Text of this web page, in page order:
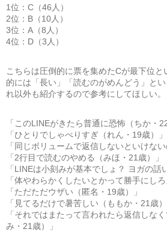
1位：C（46人）
2位：B（10人）
3位：A（8人）
4位：D（3人）
こちらは圧倒的に票を集めたCが最下位
的には「長い」「読むのがめんどう」と
れ以外も紹介するので参考にしてほしい。
「このLINEがきたら普通に恐怖（ちか・
「ひとりでしゃべりすぎ（れん・19歳）」
「同じボリュームで返信しないといけな
「2行目で読むのやめる（みほ・21歳）」
「LINEは小刻みが基本でしょ？ ヨガの話
「体やわらかくしたいとかって勝手にし
「ただただウザい（匿名・19歳）」
「見てるだけで暑苦しい（ももか・21歳）
「それではまたって言われたら返信しな
み・21歳）」